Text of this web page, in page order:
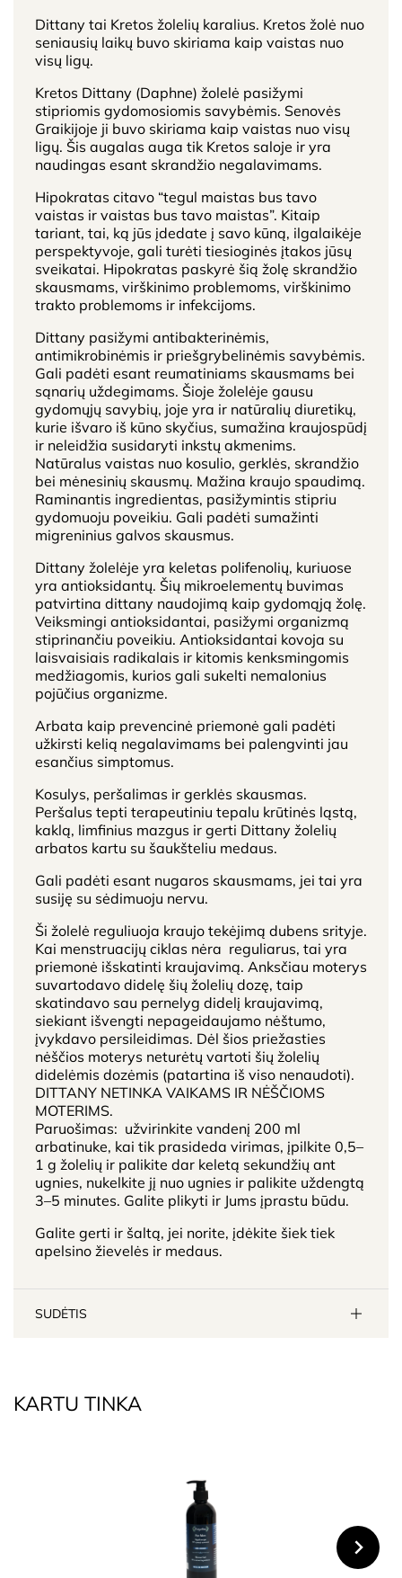
Dittany tai Kretos žolelių karalius. Kretos žolė nuo
seniausių laikų buvo skiriama kaip vaistas nuo
visų ligų.
Kretos Dittany (Daphne) žolelė pasižymi
stipriomis gydomosiomis savybėmis. Senovės
Graikijoje ji buvo skiriama kaip vaistas nuo visų
ligų. Šis augalas auga tik Kretos saloje ir yra
naudingas esant skrandžio negalavimams.
Hipokratas citavo “tegul maistas bus tavo
vaistas ir vaistas bus tavo maistas”. Kitaip
tariant, tai, ką jūs įdedate į savo kūną, ilgalaikėje
perspektyvoje, gali turėti tiesioginės įtakos jūsų
sveikatai. Hipokratas paskyrė šią žolę skrandžio
skausmams, virškinimo problemoms, virškinimo
trakto problemoms ir infekcijoms.
Dittany pasižymi antibakterinėmis,
antimikrobinėmis ir priešgrybelinėmis savybėmis.
Gali padėti esant reumatiniams skausmams bei
sąnarių uždegimams. Šioje žolelėje gausu
gydomųjų savybių, joje yra ir natūralių diuretikų,
kurie išvaro iš kūno skyčius, sumažina kraujospūdį
ir neleidžia susidaryti inkstų akmenims.
Natūralus vaistas nuo kosulio, gerklės, skrandžio
bei mėnesinių skausmų. Mažina kraujo spaudimą.
Raminantis ingredientas, pasižymintis stipriu
gydomuoju poveikiu. Gali padėti sumažinti
migreninius galvos skausmus.
Dittany žolelėje yra keletas polifenolių, kuriuose
yra antioksidantų. Šių mikroelementų buvimas
patvirtina dittany naudojimą kaip gydomąją žolę.
Veiksmingi antioksidantai, pasižymi organizmą
stiprinančiu poveikiu. Antioksidantai kovoja su
laisvaisiais radikalais ir kitomis kenksmingomis
medžiagomis, kurios gali sukelti nemalonius
pojūčius organizme.
Arbata kaip prevencinė priemonė gali padėti
užkirsti kelią negalavimams bei palengvinti jau
esančius simptomus.
Kosulys, peršalimas ir gerklės skausmas.
Peršalus tepti terapeutiniu tepalu krūtinės ląstą,
kaklą, limfinius mazgus ir gerti Dittany žolelių
arbatos kartu su šaukšteliu medaus.
Gali padėti esant nugaros skausmams, jei tai yra
susiję su sėdimuoju nervu.
Ši žolelė reguliuoja kraujo tekėjimą dubens srityje.
Kai menstruacijų ciklas nėra reguliarus, tai yra
priemonė išskatinti kraujavimą. Anksčiau moterys
suvartodavo didelę šių žolelių dozę, taip
skatindavo sau pernelyg didelį kraujavimą,
siekiant išvengti nepageidaujamo nėštumo,
įvykdavo persileidimas. Dėl šios priežasties
nėščios moterys neturėtų vartoti šių žolelių
didelėmis dozėmis (patartina iš viso nenaudoti).
DITTANY NETINKA VAIKAMS IR NĖŠČIOMS
MOTERIMS.
Paruošimas: užvirinkite vandenį 200 ml
arbatinuke, kai tik prasideda virimas, įpilkite 0,5–
1 g žolelių ir palikite dar keletą sekundžių ant
ugnies, nukelkite jį nuo ugnies ir palikite uždengtą
3–5 minutes. Galite plikyti ir Jums įprastu būdu.
Galite gerti ir šaltą, jei norite, įdėkite šiek tiek
apelsino žievelės ir medaus.
SUDĖTIS
KARTU TINKA